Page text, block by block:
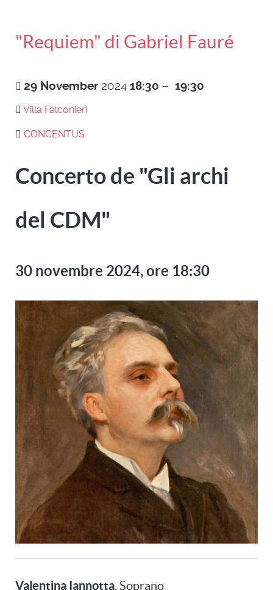
"Requiem" di Gabriel Fauré
29 November 2024 18:30 – 19:30
Villa Falconieri
CONCENTUS
Concerto de "Gli archi
del CDM"
30 novembre 2024, ore 18:30
Valentina Iannotta, Soprano